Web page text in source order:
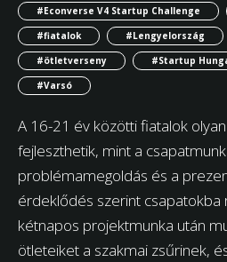
#Econverse V4 Startup Challenge
#fiatalok
#Lengyelország
#ötletverseny
#Startup
#Varsó
A 16-21 év közötti fiatalok
fejleszthetik, mint a
problémamegoldás és a
érdeklődés szerint
kétnapos projektmunka után
ötleteiket a szakmai zsűrinek,